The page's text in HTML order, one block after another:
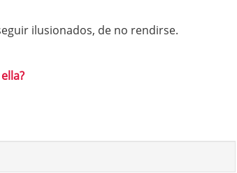
ilusionados, de no rendirse.